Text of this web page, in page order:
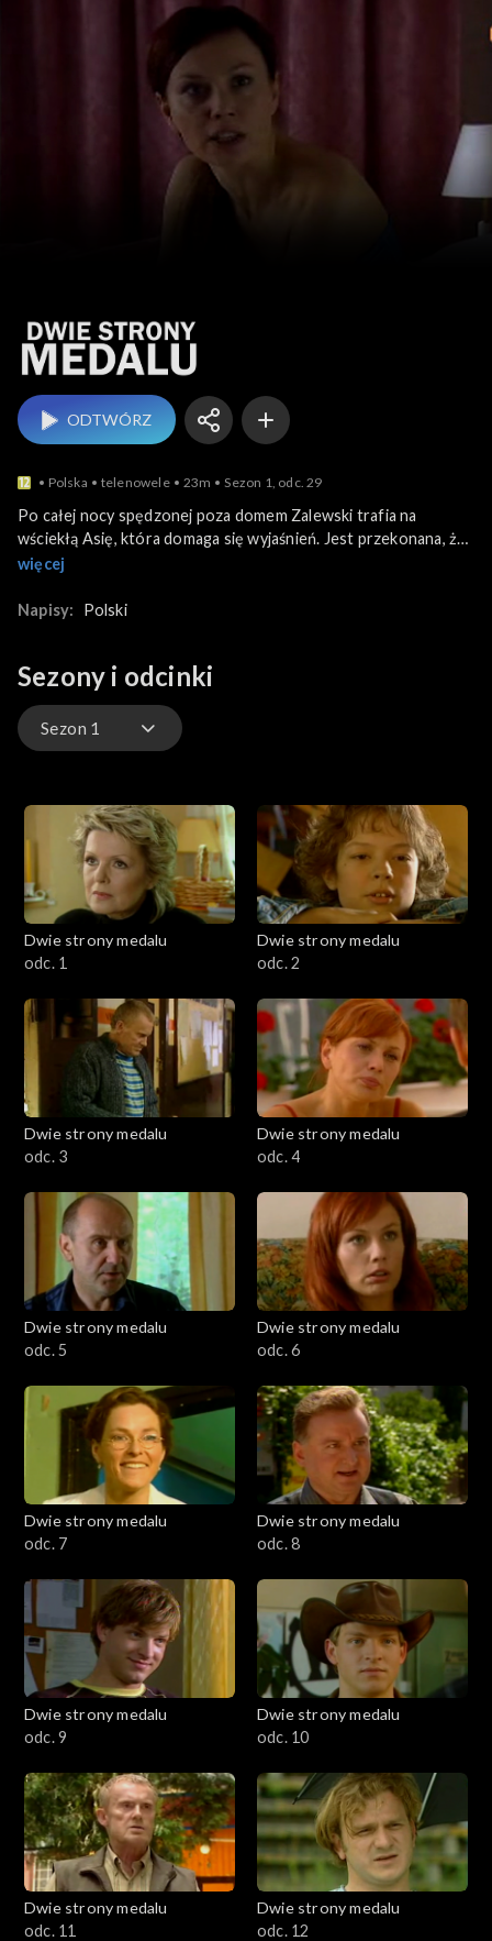
ODTWÓRZ
Polska telenowele 23m Sezon 1, odc. 29
Po całej nocy spędzonej poza domem Zalewski trafia na
wściekłą Asię, która domaga się wyjaśnień. Jest przekonana, że
Adam coś przed nią ukrywa.
Mały przeprasza Grubego za pomysł z napadem na Horsta.
więcej
Napisy: Polski
Sezony i odcinki
Sezon 1
Dwie strony medalu
odc. 1
Dwie strony medalu
odc. 2
Dwie strony medalu
odc. 3
Dwie strony medalu
odc. 4
Dwie strony medalu
odc. 5
Dwie strony medalu
odc. 6
Dwie strony medalu
odc. 7
Dwie strony medalu
odc. 8
Dwie strony medalu
odc. 9
Dwie strony medalu
odc. 10
Dwie strony medalu
odc. 11
Dwie strony medalu
odc. 12